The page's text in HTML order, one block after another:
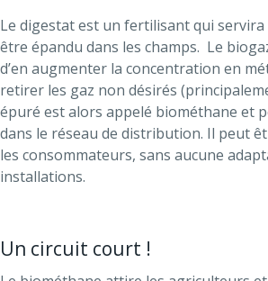
Le digestat est un fertilisant qui servira
être épandu dans les champs. Le
d’en augmenter la concentration en
retirer les gaz non désirés
épuré est alors appelé biométhane et
dans le réseau de distribution. Il peut
les consommateurs, sans aucune
installations.
Un circuit court !